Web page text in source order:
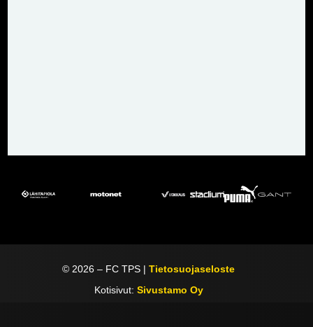
© 2026 – FC TPS |Tietosuojaseloste
Kotisivut: Sivustamo Oy